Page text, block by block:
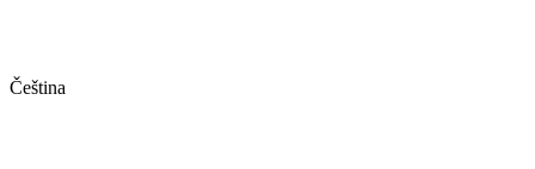
Čeština